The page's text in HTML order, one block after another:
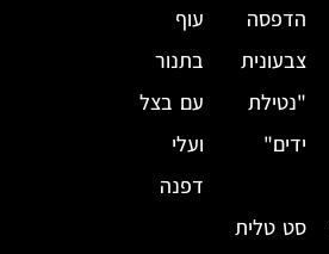
הדפסה
צבעונית
"נטילת
ידים"
סט טלית
עוף
בתנור
עם בצל
ועלי
דפנה